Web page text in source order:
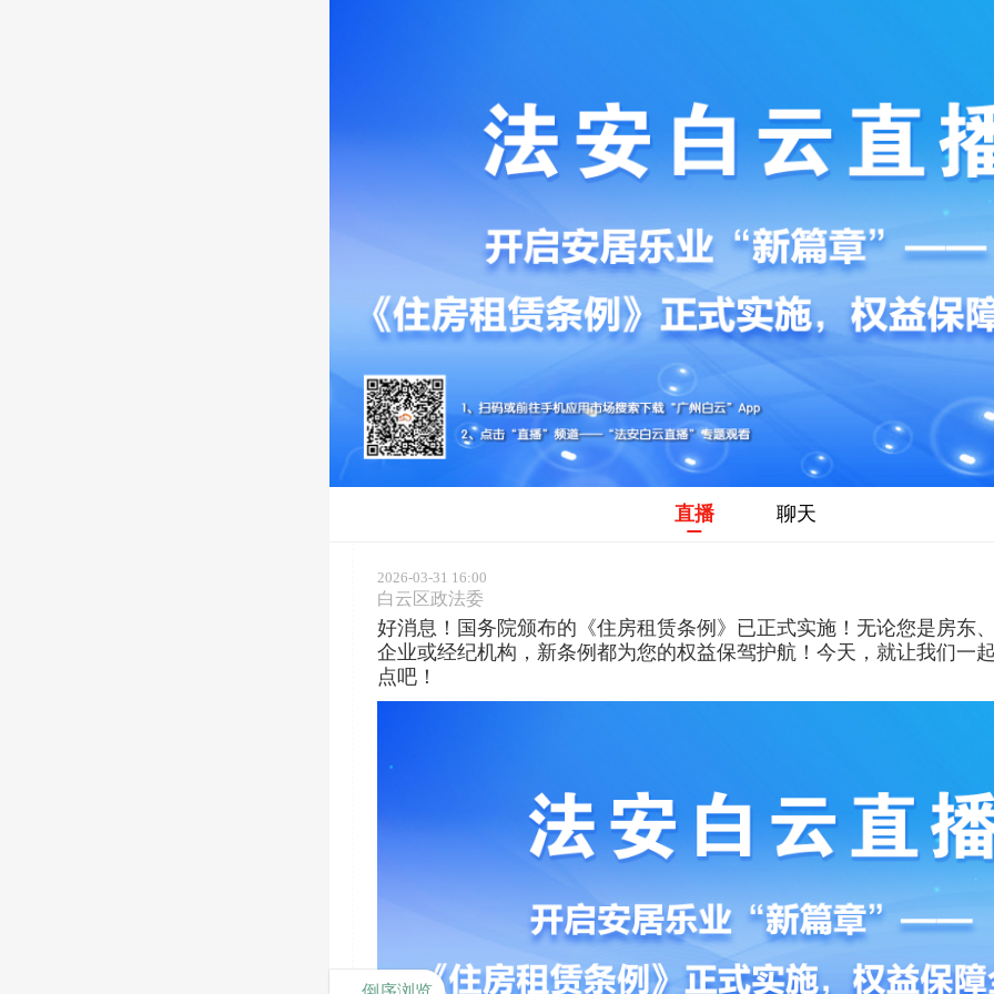
好消息！国务院颁布的《住房租赁条例》已正式实施！无论您是房东、租客、还是
直播 聊天
2026-03-31 16:00
白云区政法委
好消息！国务院颁布的《住房租赁条例》已正式实施！无论您是房东
企业或经纪机构，新条例都为您的权益保驾护航！今天，就让我们一
点吧！